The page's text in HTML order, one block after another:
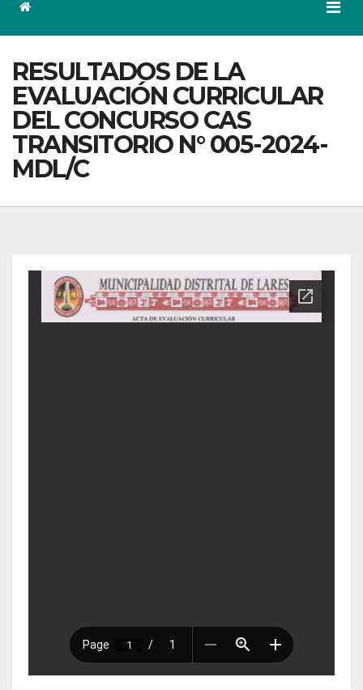
RESULTADOS DE LA
EVALUACIÓN CURRICULAR
DEL CONCURSO CAS
TRANSITORIO N° 005-2024-
MDL/C